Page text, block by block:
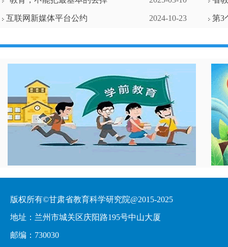
互联网新媒体平台公约 2024-10-23 第3个
版权所有©甘肃省教育科学研究院@2015-2025
地址：兰州市城关区庆阳路195号中山大厦
邮编：730030